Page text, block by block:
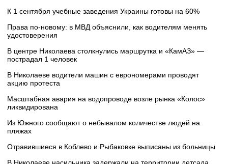
К 1 сентября учебные заведения Украины готовы на 60%
Права по-новому: в МВД объяснили, как водителям менять
удостоверения
В центре Николаева столкнулись маршрутка и «КамАЗ» —
пострадал 1 человек
В Николаеве водители машин с еврономерами проводят
акцию протеста
Масштабная авария на водопроводе возле рынка «Колос»
ликвидирована
Из Южного сообщают о небывалом количестве людей на
пляжах
Отравившиеся в Коблево и Рыбаковке выписаны из больницы
В Николаеве насильника задержали на территории детсада